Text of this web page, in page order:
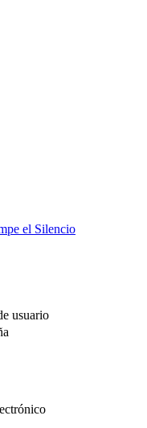
el Silencio
usuario